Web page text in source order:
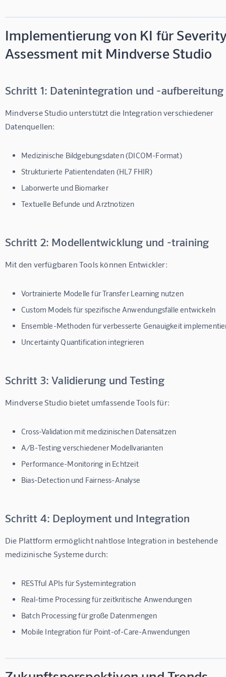
Implementierung von KI für
Assessment mit Mindverse Studio
Schritt 1: Datenintegration und -aufbereitung
Mindverse Studio unterstützt die Integration verschiedener
Datenquellen:
Medizinische Bildgebungsdaten (DICOM-Format)
Strukturierte Patientendaten (HL7 FHIR)
Laborwerte und Biomarker
Textuelle Befunde und Arztnotizen
Schritt 2: Modellentwicklung und -training
Mit den verfügbaren Tools können Entwickler:
Vortrainierte Modelle für Transfer Learning nutzen
Custom Models für spezifische Anwendungsfälle entwickeln
Ensemble-Methoden für verbesserte Genauigkeit
Uncertainty Quantification integrieren
Schritt 3: Validierung und Testing
Mindverse Studio bietet umfassende Tools für:
Cross-Validation mit medizinischen Datensätzen
A/B-Testing verschiedener Modellvarianten
Performance-Monitoring in Echtzeit
Bias-Detection und Fairness-Analyse
Schritt 4: Deployment und Integration
Die Plattform ermöglicht nahtlose Integration in bestehende
medizinische Systeme durch:
RESTful APIs für Systemintegration
Real-time Processing für zeitkritische Anwendungen
Batch Processing für große Datenmengen
Mobile Integration für Point-of-Care-Anwendungen